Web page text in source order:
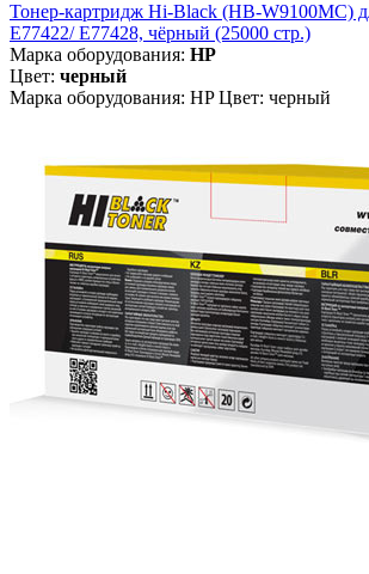
Тонер-картридж Hi-Black (HB-W9100MC)
E77422/ E77428, чёрный (25000 стр.)
Марка оборудования: HP
Цвет: черный
Марка оборудования: HP Цвет: черный